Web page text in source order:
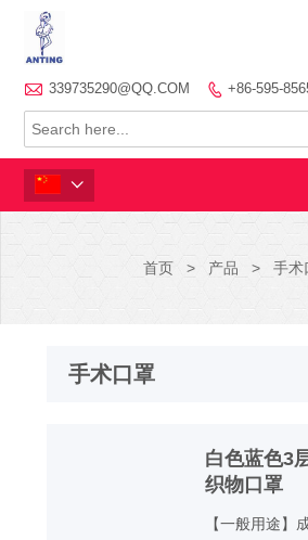
 339735290@QQ.COM  +86-595-

首页 > 产品 > 手术
手术口罩
白色蓝色3
织物口罩
【一般用途】